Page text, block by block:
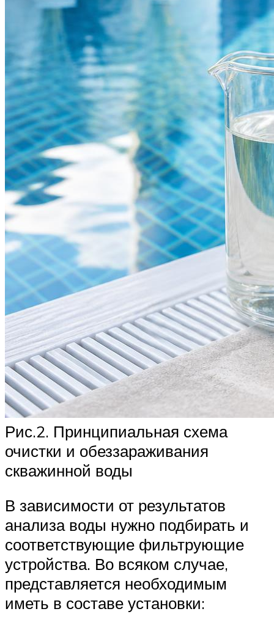
Рис.2. Принципиальная схема
очистки и обеззараживания
скважинной воды
В зависимости от результатов
анализа воды нужно подбирать и
соответствующие фильтрующие
устройства. Во всяком случае,
представляется необходимым
иметь в составе установки: